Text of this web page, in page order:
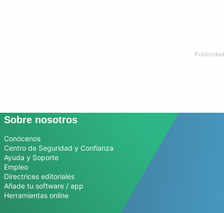
Sobre nosotros
Conócenos
Centro de Seguridad y Confianza
Ayuda y Soporte
Empleo
Directrices editoriales
Añade tu software / app
Herramientas online